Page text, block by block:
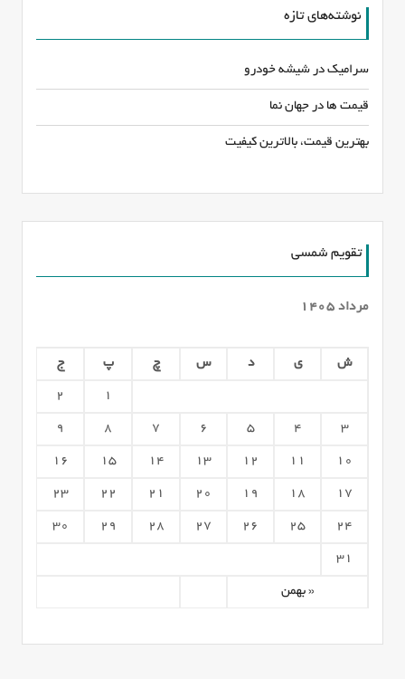
نوشته‌های تازه
سرامیک در شیشه خودرو
قیمت ها در جهان نما
بهترین قیمت، بالاترین کیفیت
تقویم شمسی
مرداد ۱۴۰۵
ش ی د س چ پ ج
« بهمن
1
2
۳ ۴ ۵ ۶ ۷ ۸ ۹
۱۰ ۱۱ ۱۲ ۱۳ ۱۴ ۱۵ ۱۶
۱۷ ۱۸ ۱۹ ۲۰ ۲۱ ۲۲ ۲۳
۲۴ ۲۵ ۲۶ ۲۷ ۲۸ ۲۹ ۳۰
۳۱